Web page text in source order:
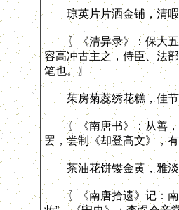
琼英片片洒金铺，清暇
〖《清异录》：保大五年
容高冲古主之，侍臣、法
笔也。〗
茱房菊蕊绣花糕，佳节
〖《南唐书》：从善，
罢，尝制《却登高文》，
茶油花饼镂金黄，雅淡
〖《南唐拾遗》记：南唐